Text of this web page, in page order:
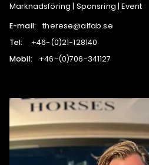
Marknadsföring | Sponsring | Event
E-mail:
es.bafla@esereht
Tel:
041821-12(0)-64+
Mobil:
721143-607(0)-64+